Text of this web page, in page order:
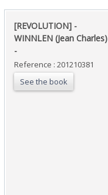
‎[REVOLUTION] -
WINNLEN (Jean Charles)
- ‎
Reference : 201210381
See the book